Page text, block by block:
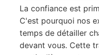
La confiance est
C'est pourquoi nos
temps de détailler
devant vous. Cette